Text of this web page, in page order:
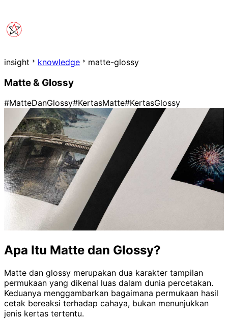
insight knowledge matte-glossy
Matte & Glossy
#MatteDanGlossy#KertasMatte#KertasGlossy
Apa Itu Matte dan Glossy?
Matte dan glossy merupakan dua karakter tampilan
permukaan yang dikenal luas dalam dunia percetakan.
Keduanya menggambarkan bagaimana permukaan hasil
cetak bereaksi terhadap cahaya, bukan menunjukkan
jenis kertas tertentu.